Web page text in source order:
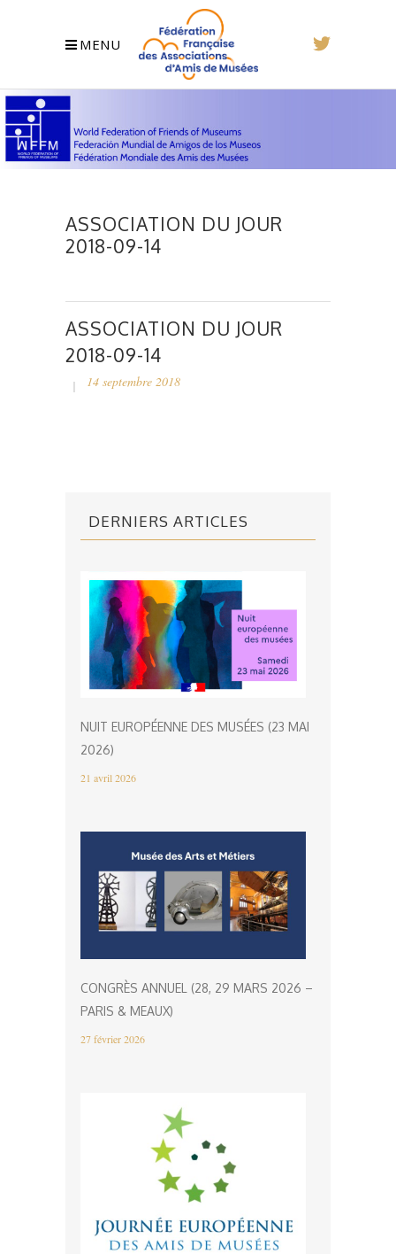
MENU
ASSOCIATION DU JOUR
2018-09-14
ASSOCIATION DU JOUR
2018-09-14
14 septembre 2018
DERNIERS ARTICLES
NUIT EUROPÉENNE DES MUSÉES (23 MAI
2026)
21 avril 2026
CONGRÈS ANNUEL (28, 29 MARS 2026 –
PARIS & MEAUX)
27 février 2026